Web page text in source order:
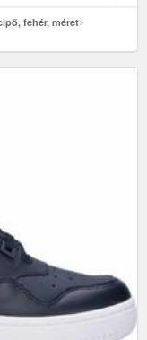
fehér, méret